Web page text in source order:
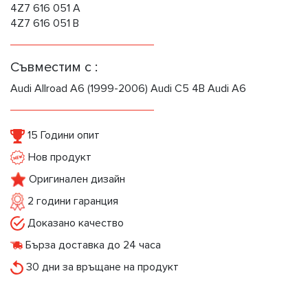
4Z7 616 051 A
4Z7 616 051 B
Съвместим с :
Audi Allroad A6 (1999-2006) Audi C5 4B Audi A6
15 Години опит
Нов продукт
Оригинален дизайн
2 години гаранция
Доказано качество
Бърза доставка до 24 часа
30 дни за връщане на продукт